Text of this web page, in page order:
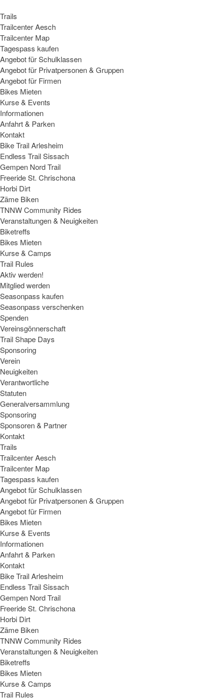
Trails
Trailcenter Aesch
Trailcenter Map
Tagespass kaufen
Angebot für Schulklassen
Angebot für Privatpersonen & Gruppen
Angebot für Firmen
Bikes Mieten
Kurse & Events
Informationen
Anfahrt & Parken
Kontakt
Bike Trail Arlesheim
Endless Trail Sissach
Gempen Nord Trail
Freeride St. Chrischona
Horbi Dirt
Zäme Biken
TNNW Community Rides
Veranstaltungen & Neuigkeiten
Biketreffs
Bikes Mieten
Kurse & Camps
Trail Rules
Aktiv werden!
Mitglied werden
Seasonpass kaufen
Seasonpass verschenken
Spenden
Vereinsgönnerschaft
Trail Shape Days
Sponsoring
Verein
Neuigkeiten
Verantwortliche
Statuten
Generalversammlung
Sponsoring
Sponsoren & Partner
Kontakt
Trails
Trailcenter Aesch
Trailcenter Map
Tagespass kaufen
Angebot für Schulklassen
Angebot für Privatpersonen & Gruppen
Angebot für Firmen
Bikes Mieten
Kurse & Events
Informationen
Anfahrt & Parken
Kontakt
Bike Trail Arlesheim
Endless Trail Sissach
Gempen Nord Trail
Freeride St. Chrischona
Horbi Dirt
Zäme Biken
TNNW Community Rides
Veranstaltungen & Neuigkeiten
Biketreffs
Bikes Mieten
Kurse & Camps
Trail Rules